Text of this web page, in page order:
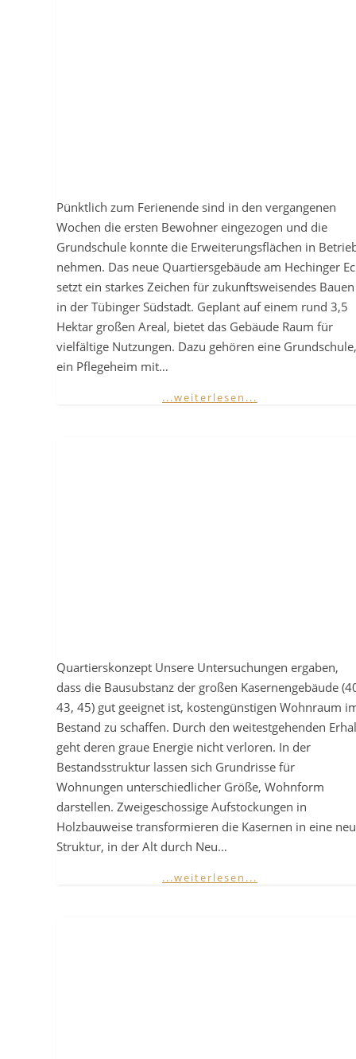
Pünktlich zum Ferienende sind in den vergangenen
Wochen die ersten Bewohner eingezogen und die
Grundschule konnte die Erweiterungsflächen in
nehmen. Das neue Quartiersgebäude am Hechinger
setzt ein starkes Zeichen für zukunftsweisendes Bauen
in der Tübinger Südstadt. Geplant auf einem rund 3,5
Hektar großen Areal, bietet das Gebäude Raum für
vielfältige Nutzungen. Dazu gehören eine Grundschule,
ein Pflegeheim mit…
...weiterlesen...
Quartierskonzept Unsere Untersuchungen ergaben,
dass die Bausubstanz der großen Kasernengebäude
43, 45) gut geeignet ist, kostengünstigen Wohnraum
Bestand zu schaffen. Durch den weitestgehenden
geht deren graue Energie nicht verloren. In der
Bestandsstruktur lassen sich Grundrisse für
Wohnungen unterschiedlicher Größe, Wohnform
darstellen. Zweigeschossige Aufstockungen in
Holzbauweise transformieren die Kasernen in eine
Struktur, in der Alt durch Neu…
...weiterlesen...